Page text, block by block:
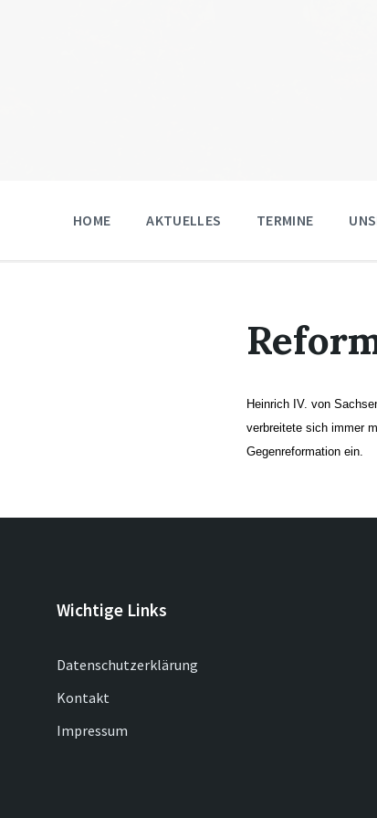
HOME AKTUELLES TERMINE
Heinrich IV. von
verbreitete sich immer
Gegenreformation ein.
Wichtige Links
Datenschutzerklärung
Kontakt
Impressum